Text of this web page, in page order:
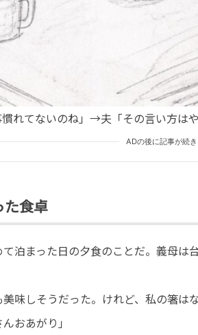
れてないのね」→夫「その言い方は
ADの後に記事が続
た食卓
泊まった日の夕食のことだ。義母は
味しそうだった。けれど、私の箸は
おあがり」